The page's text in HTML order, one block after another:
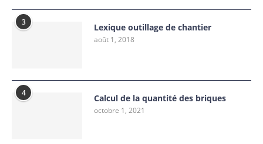
3 Lexique outillage de chantier
août 1, 2018
4 Calcul de la quantité des briques
octobre 1, 2021